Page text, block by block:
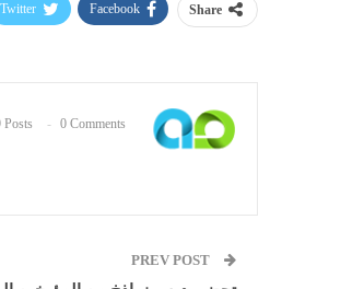
Share
Facebook
Twitter
Posts 0 Comments